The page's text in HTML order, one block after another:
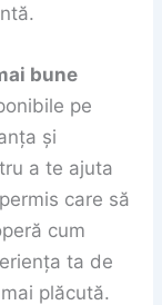
bune
pe
și
a te ajuta
care să
cum
ta de
plăcută.